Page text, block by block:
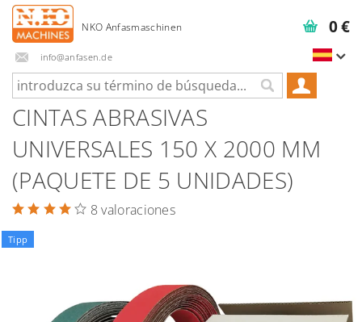
info@anfasen.de
0 €
CINTAS ABRASIVAS
UNIVERSALES 150 X 2000 MM
(PAQUETE DE 5 UNIDADES)
8 valoraciones
Tipp